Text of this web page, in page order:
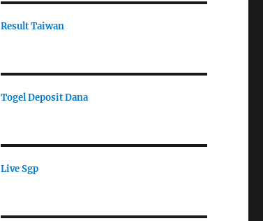
Result Taiwan
Togel Deposit Dana
Live Sgp